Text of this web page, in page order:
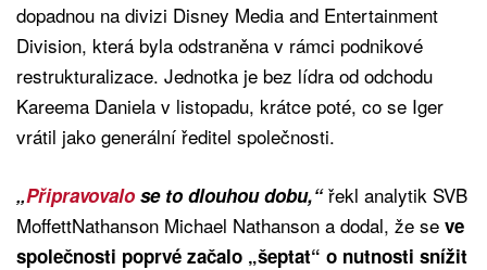
dopadnou na divizi Disney Media and Entertainment
Division, která byla odstraněna v rámci podnikové
restrukturalizace. Jednotka je bez lídra od odchodu
Kareema Daniela v listopadu, krátce poté, co se Iger
vrátil jako generální ředitel společnosti.
„Připravovalo se to dlouhou dobu,“řekl analytik SVB
MoffettNathanson Michael Nathanson a dodal, že se ve
společnosti poprvé začalo „šeptat“ o nutnosti snížit